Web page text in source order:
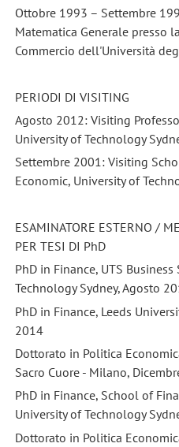
Ottobre 1993 – Settembre
Matematica Generale presso
Commercio dell'Università
PERIODI DI VISITING
Agosto 2012: Visiting
University of Technology
Settembre 2001: Visiting
Economic, University of
ESAMINATORE ESTERNO /
PER TESI DI PhD
PhD in Finance, UTS
Technology Sydney, Agosto
PhD in Finance, Leeds
2014
Dottorato in Politica
Sacro Cuore - Milano,
PhD in Finance, School of
University of Technology
Dottorato in Politica